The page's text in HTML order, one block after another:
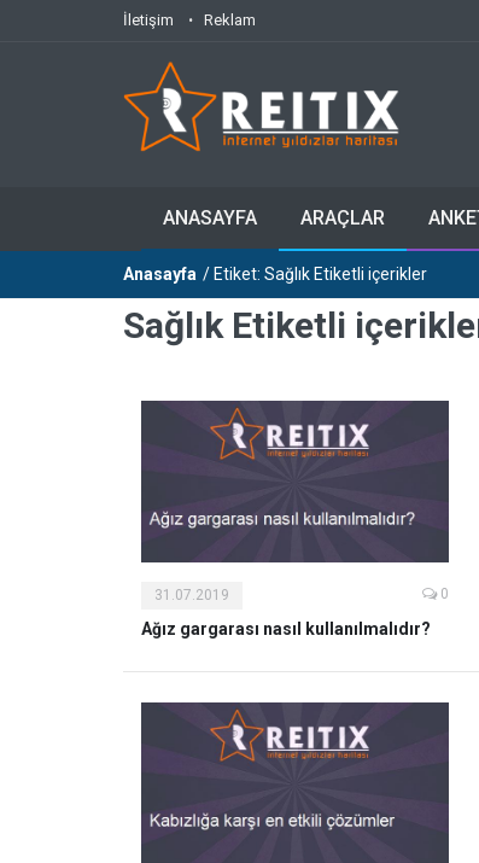
İletişim Reklam
ANASAYFA ARAÇLAR
Anasayfa / Etiket: Sağlık Etiketli içerikler
Sağlık Etiketli
31.07.2019 0
Ağız gargarası nasıl kullanılmalıdır?